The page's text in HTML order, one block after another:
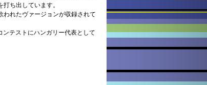
ち出しています。
われたヴァージョンが収録されて
テストにハンガリー代表として